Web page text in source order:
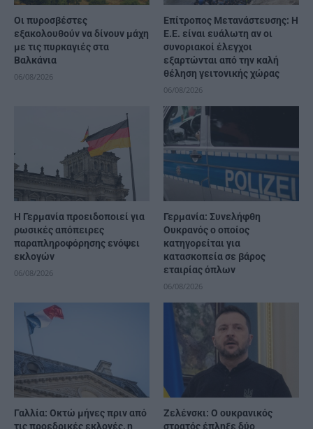
Οι πυροσβέστες
εξακολουθούν να δίνουν μάχη
με τις πυρκαγιές στα
Βαλκάνια
06/08/2026
Επίτροπος Μετανάστευσης: Η
Ε.Ε. είναι ευάλωτη αν οι
συνοριακοί έλεγχοι
εξαρτώνται από την καλή
θέληση γειτονικής χώρας
06/08/2026
Η Γερμανία προειδοποιεί για
ρωσικές απόπειρες
παραπληροφόρησης ενόψει
εκλογών
06/08/2026
Γερμανία: Συνελήφθη
Ουκρανός ο οποίος
κατηγορείται για
κατασκοπεία σε βάρος
εταιρίας όπλων
06/08/2026
Γαλλία: Οκτώ μήνες πριν από
τις προεδρικές εκλογές, η
Ζελένσκι: Ο ουκρανικός
στρατός έπληξε δύο